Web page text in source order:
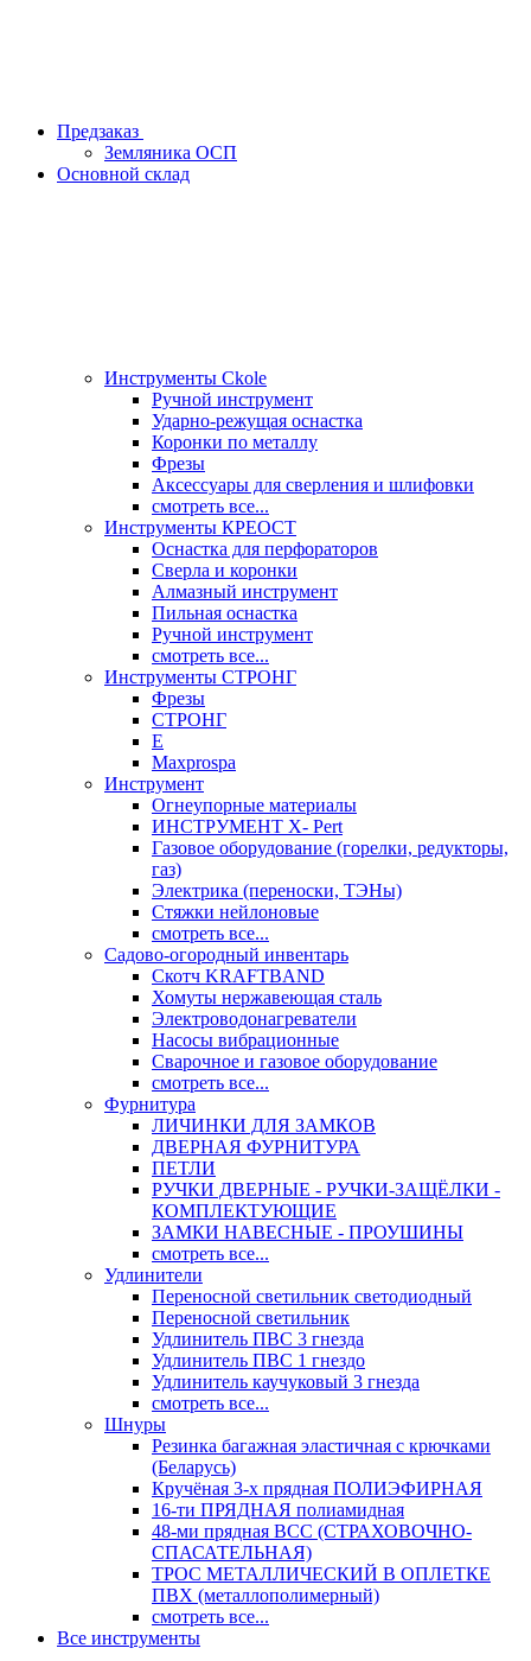
Предзаказ
Земляника ОСП
Основной склад
Инструменты Ckole
Ручной инструмент
Ударно‑режущая оснастка
Коронки по металлу
Фрезы
Аксессуары для сверления и шлифовки
смотреть все...
Инструменты КРЕОСТ
Оснастка для перфораторов
Сверла и коронки
Алмазный инструмент
Пильная оснастка
Ручной инструмент
смотреть все...
Инструменты СТРОНГ
Фрезы
СТРОНГ
Е
Maxprospa
Инструмент
Огнеупорные материалы
ИНСТРУМЕНТ X- Pert
Газовое оборудование (горелки, редукторы,
газ)
Электрика (переноски, ТЭНы)
Стяжки нейлоновые
смотреть все...
Садово-огородный инвентарь
Скотч KRAFTBAND
Хомуты нержавеющая сталь
Электроводонагреватели
Насосы вибрационные
Сварочное и газовое оборудование
смотреть все...
Фурнитура
ЛИЧИНКИ ДЛЯ ЗАМКОВ
ДВЕРНАЯ ФУРНИТУРА
ПЕТЛИ
РУЧКИ ДВЕРНЫЕ - РУЧКИ-ЗАЩЁЛКИ -
КОМПЛЕКТУЮЩИЕ
ЗАМКИ НАВЕСНЫЕ - ПРОУШИНЫ
смотреть все...
Удлинители
Переносной светильник светодиодный
Переносной светильник
Удлинитель ПВС 3 гнезда
Удлинитель ПВС 1 гнездо
Удлинитель каучуковый 3 гнезда
смотреть все...
Шнуры
Резинка багажная эластичная с крючками
(Беларусь)
Кручёная 3-х прядная ПОЛИЭФИРНАЯ
16-ти ПРЯДНАЯ полиамидная
48-ми прядная ВСС (СТРАХОВОЧНО-
СПАСАТЕЛЬНАЯ)
ТРОС МЕТАЛЛИЧЕСКИЙ В ОПЛЕТКЕ
ПВХ (металлополимерный)
смотреть все...
Все инструменты